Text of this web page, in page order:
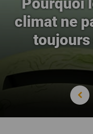
climat ne